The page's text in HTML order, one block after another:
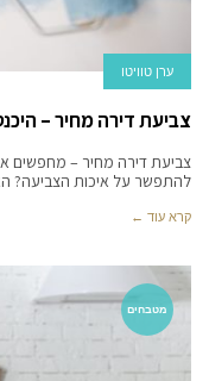
ערן טוויטו
צביעת דירה מחיר –
צביעת דירה מחיר – מחפשים
להתפשר על איכות הצביעה?
קרא עוד ←
מטבחים